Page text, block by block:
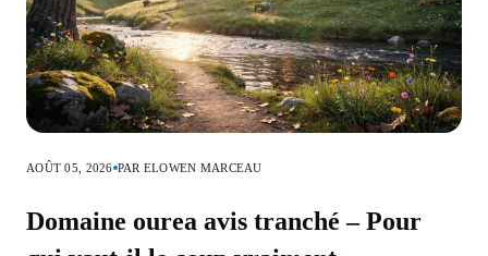
AOÛT 05, 2026 PAR ELOWEN MARCEAU
Domaine ourea avis tranché – Pour